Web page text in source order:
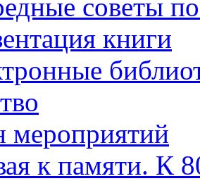
советы
книги
мероприятий
к памяти. К